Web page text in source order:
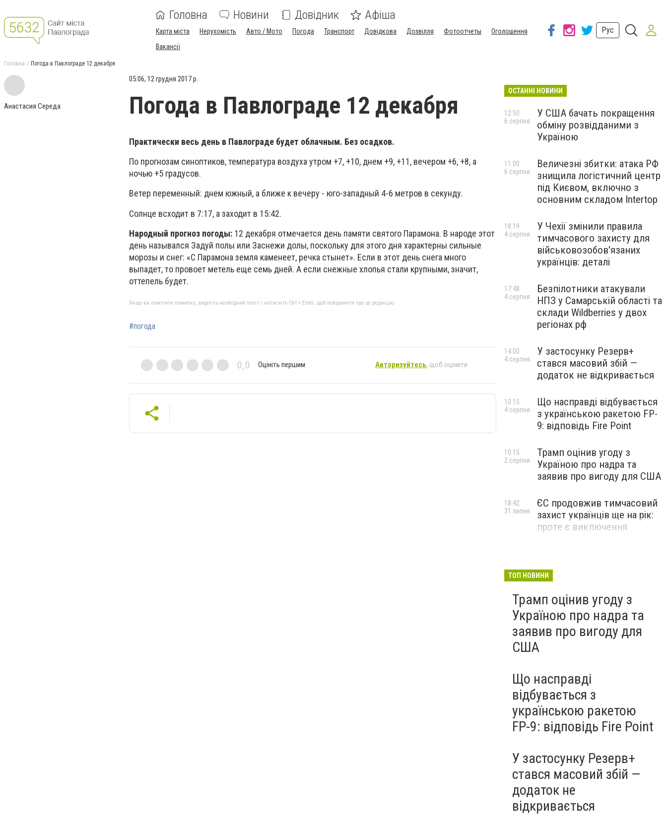
Головна Новини Довідник Афіша
Карта міста Нерухомість Авто / Мото Погода Транспорт Довідкова Дозвілля Фотоотчеты
Оголошення
Вакансії
Рус
Головна Погода в Павлограде 12 декабря
Анастасия Середа
05:06, 12 грудня 2017 р.
Погода в Павлограде 12 декабря
Практически весь день в Павлограде будет облачным. Без осадков.
По прогнозам синоптиков, температура воздуха утром +7, +10, днем +9, +11, вечером +6, +8, а
ночью +5 градусов.
Ветер переменный: днем южный, а ближе к вечеру - юго-западный 4-6 метров в секунду.
Солнце всходит в 7:17, а заходит в 15:42.
Народный прогноз погоды: 12 декабря отмечается день памяти святого Парамона. В народе этот
день назывался Задуй полы или Заснежи долы, поскольку для этого дня характерны сильные
морозы и снег: «С Парамона земля каменеет, речка стынет». Если в этот день снега много
выпадет, то провоет метель еще семь дней. А если снежные хлопья стали крупными, значит,
оттепель будет.
Якщо ви помітили помилку, виділіть необхідний текст і натисніть Ctrl + Enter, щоб повідомити про це редакцію
#погода
0,0 Оцініть першим Авторизуйтесь, щоб оцінити
ОСТАННІ НОВИНИ
У США бачать покращення
обміну розвідданими з
Україною
12:50
6 серпня
Величезні збитки: атака РФ
знищила логістичний центр
під Києвом, включно з
основним складом Intertop
11:00
6 серпня
У Чехії змінили правила
тимчасового захисту для
військовозобов'язаних
українців: деталі
18:19
4 серпня
Безпілотники атакували
НПЗ у Самарській області та
склади Wildberries у двох
регіонах рф
17:48
4 серпня
У застосунку Резерв+
стався масовий збій —
додаток не відкривається
14:00
4 серпня
Що насправді відбувається
з українською ракетою FP-
9: відповідь Fire Point
10:15
4 серпня
Трамп оцінив угоду з
Україною про надра та
заявив про вигоду для США
10:15
2 серпня
ЄС продовжив тимчасовий
захист українців ще на рік:
проте є виключення
18:42
31 липня
ТОП НОВИНИ
Трамп оцінив угоду з
Україною про надра та
заявив про вигоду для
США
Що насправді
відбувається з
українською ракетою
FP-9: відповідь Fire Point
У застосунку Резерв+
стався масовий збій —
додаток не
відкривається